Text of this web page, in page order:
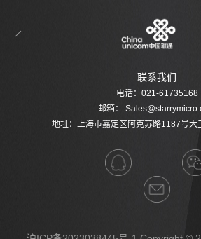
联系我们
电话：021-61735168
邮箱：
地址：上海市嘉定区阿克苏路1187号大